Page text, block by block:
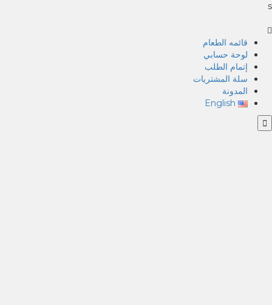
s
قائمه الطعام
لوحة حسابي
إتمام الطلب
سلة المشتريات
المدونة
English